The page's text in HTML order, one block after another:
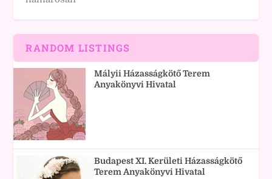
RANDOM LISTINGS
Mályii Házasságkötő Terem
Anyakönyvi Hivatal
Budapest XI. Kerületi Házasságkötő
Terem Anyakönyvi Hivatal